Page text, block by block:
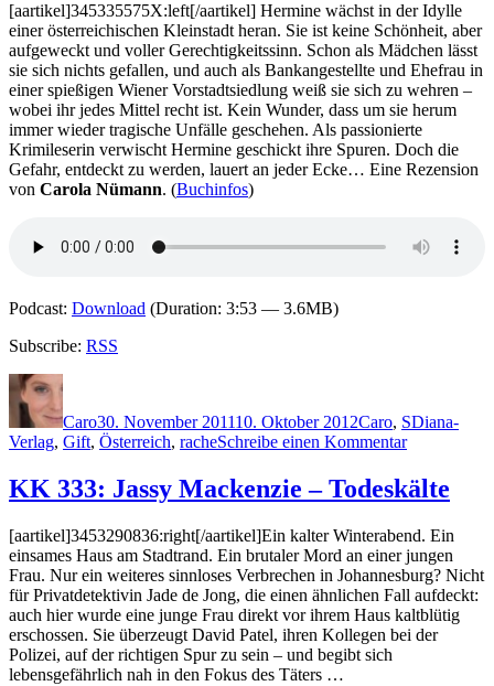
Der
Klang
des
Todes
[aartikel]345335575X:left[/aartikel] Hermine wächst in der Idylle
einer österreichischen Kleinstadt heran. Sie ist keine Schönheit, aber
aufgeweckt und voller Gerechtigkeitssinn. Schon als Mädchen lässt
sie sich nichts gefallen, und auch als Bankangestellte und Ehefrau in
einer spießigen Wiener Vorstadtsiedlung weiß sie sich zu wehren –
wobei ihr jedes Mittel recht ist. Kein Wunder, dass um sie herum
immer wieder tragische Unfälle geschehen. Als passionierte
Krimileserin verwischt Hermine geschickt ihre Spuren. Doch die
Gefahr, entdeckt zu werden, lauert an jeder Ecke… Eine Rezension
von Carola Nümann. (Buchinfos)
Podcast: Download (Duration: 3:53 — 3.6MB)
Subscribe: RSS
Autor
Caro30. November 201110. Oktober 2012Caro, SDiana-
Verlag, Gift, Österreich, racheSchreibe einen Kommentarzu
752:
Anna
–
KK 333: Jassy Mackenzie – Todeskälte
[aartikel]3453290836:right[/aartikel]Ein kalter Winterabend. Ein
einsames Haus am Stadtrand. Ein brutaler Mord an einer jungen
Frau. Nur ein weiteres sinnloses Verbrechen in Johannesburg? Nicht
für Privatdetektivin Jade de Jong, die einen ähnlichen Fall aufdeckt:
auch hier wurde eine junge Frau direkt vor ihrem Haus kaltblütig
erschossen. Sie überzeugt David Patel, ihren Kollegen bei der
Polizei, auf der richtigen Spur zu sein – und begibt sich
lebensgefährlich nah in den Fokus des Täters …